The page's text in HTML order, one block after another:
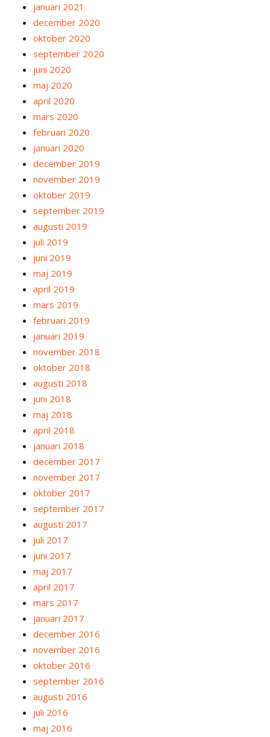
januari 2021
december 2020
oktober 2020
september 2020
juni 2020
maj 2020
april 2020
mars 2020
februari 2020
januari 2020
december 2019
november 2019
oktober 2019
september 2019
augusti 2019
juli 2019
juni 2019
maj 2019
april 2019
mars 2019
februari 2019
januari 2019
november 2018
oktober 2018
augusti 2018
juni 2018
maj 2018
april 2018
januari 2018
december 2017
november 2017
oktober 2017
september 2017
augusti 2017
juli 2017
juni 2017
maj 2017
april 2017
mars 2017
januari 2017
december 2016
november 2016
oktober 2016
september 2016
augusti 2016
juli 2016
maj 2016